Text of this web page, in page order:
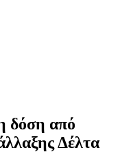
δόση από
Δέλτα